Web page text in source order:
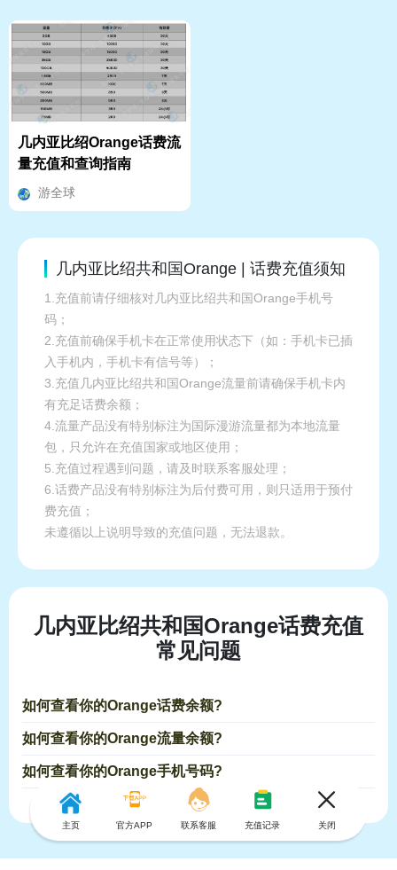
几内亚比绍Orange话费流
量充值和查询指南
游全球
几内亚比绍共和国Orange | 话费充值须知
1.充值前请仔细核对几内亚比绍共和国Orange手机号
码；
2.充值前确保手机卡在正常使用状态下（如：手机卡已插
入手机内，手机卡有信号等）；
3.充值几内亚比绍共和国Orange流量前请确保手机卡内
有充足话费余额；
4.流量产品没有特别标注为国际漫游流量都为本地流量
包，只允许在充值国家或地区使用；
5.充值过程遇到问题，请及时联系客服处理；
6.话费产品没有特别标注为后付费可用，则只适用于预付
费充值；
未遵循以上说明导致的充值问题，无法退款。
几内亚比绍共和国Orange话费充值
常见问题
如何查看你的Orange话费余额?
如何查看你的Orange流量余额?
如何查看你的Orange手机号码?
主页 官方APP 联系客服 充值记录 关闭